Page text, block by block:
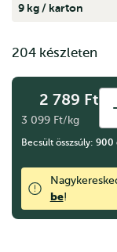
9 kg / karton
204 készleten
2 789 Ft
3 099 Ft/kg
-
Becsült összsúly: 900
be!